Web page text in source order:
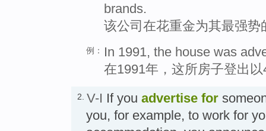
brands.
该公司在花重金为其最强势
例：
In 1991, the house was
在1991年，这所房子登出
2. V-I If you advertise for
you, for example, to work for